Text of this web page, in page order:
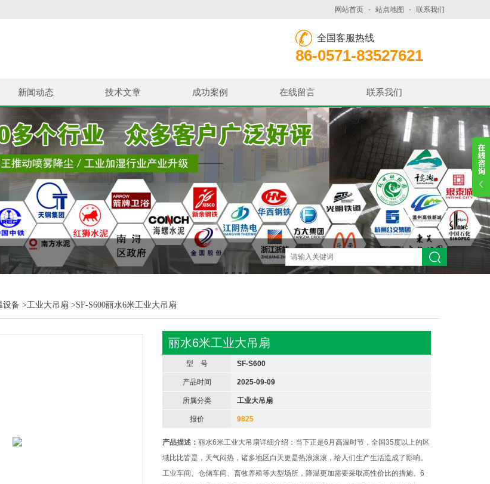
网站首页 - 站点地图 - 联系我们
全国客服热线
86-0571-83527621
新闻动态 技术文章 成功案例 在线留言 联系我们
设备 >工业大吊扇 >SF-S600丽水6米工业大吊扇
丽水6米工业大吊扇
型 号 SF-S600
产品时间 2025-09-09
所属分类 工业大吊扇
报价 9825
产品描述：丽水6米工业大吊扇详细介绍：当下正是6月高温时节，全国35度以上的区
域比比皆是，天气闷热，诸多地区白天更是热浪滚滚，给人们生产生活造成了影响。
工业车间、仓储车间、畜牧养殖等大型场所，降温更加需要采取高性价比的措施。6